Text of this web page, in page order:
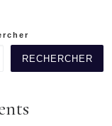
RECHERCHER